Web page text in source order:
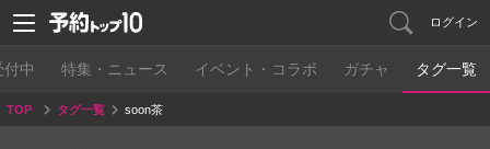
ログイン
中 特集・ニュース イベント・コラボ ガチャ タグ一覧
TOP タグ一覧 soon茶